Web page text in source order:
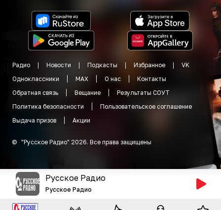
Радио Новости Подкасты Избранное
VK
Одноклассники
MAX О нас
Контакты
Обратная связь
Вещание
Результаты СОУТ
Политика безопасности
Пользовательское соглашение
Выдача призов
Акции
© "Русское Радио" 2026. Все права защищены
Русское Радио
Русское Радио